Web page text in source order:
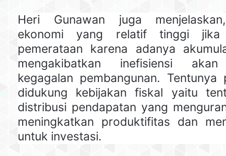
Heri Gunawan juga
ekonomi yang relatif tinggi
pemerataan karena adanya
mengakibatkan inefisiensi akan
kegagalan pembangunan.
didukung kebijakan fiskal yaitu
distribusi pendapatan yang
meningkatkan produktifitas dan
untuk investasi.